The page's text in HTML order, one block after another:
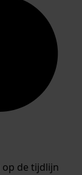
op de tijdlijn